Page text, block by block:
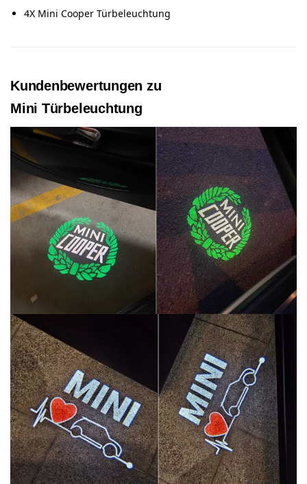
4X Mini Cooper Türbeleuchtung
Kundenbewertungen zu
Mini Türbeleuchtung